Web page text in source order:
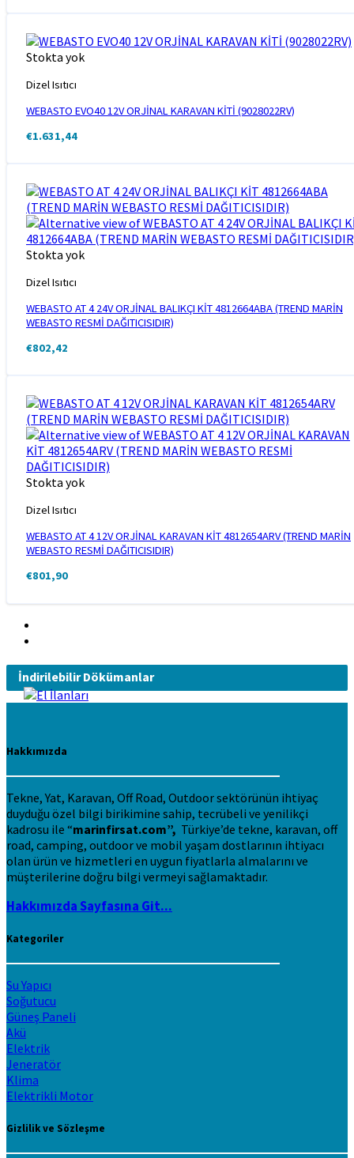
Stokta yok
Dizel Isıtıcı
WEBASTO EVO40 12V ORJİNAL KARAVAN KİTİ (9028022RV)
€1.631,44
Stokta yok
Dizel Isıtıcı
WEBASTO AT 4 24V ORJİNAL BALIKÇI KİT 4812664ABA (TREND MARİN
WEBASTO RESMİ DAĞITICISIDIR)
€802,42
Stokta yok
Dizel Isıtıcı
WEBASTO AT 4 12V ORJİNAL KARAVAN KİT 4812654ARV (TREND MARİN
WEBASTO RESMİ DAĞITICISIDIR)
€801,90
İndirilebilir Dökümanlar
Hakkımızda
Tekne, Yat, Karavan, Off Road, Outdoor sektörünün ihtiyaç
duyduğu özel bilgi birikimine sahip, tecrübeli ve yenilikçi
kadrosu ile “marinfirsat.com”, Türkiye’de tekne, karavan, off
road, camping, outdoor ve mobil yaşam dostlarının ihtiyacı
olan ürün ve hizmetleri en uygun fiyatlarla almalarını ve
müşterilerine doğru bilgi vermeyi sağlamaktadır.
Hakkımızda Sayfasına Git...
Kategoriler
Su Yapıcı
Soğutucu
Güneş Paneli
Akü
Elektrik
Jeneratör
Klima
Elektrikli Motor
Gizlilik ve Sözleşme